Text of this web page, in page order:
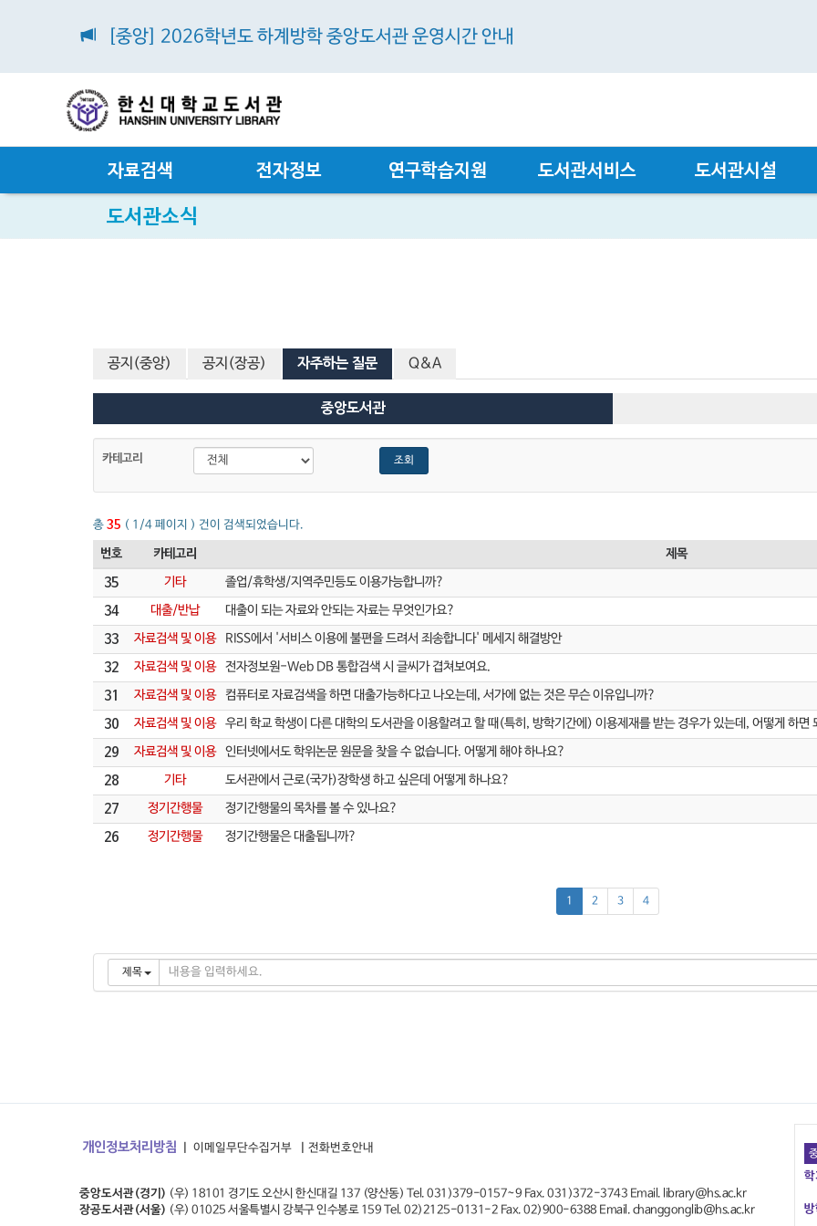
[중앙] 2026학년도 하계방학 중앙도서관 운영시간 안내
자료검색 전자정보 연구학습지원 도서관서비스 도서관시설
도서관소식
공지(중앙) 공지(장공) 자주하는 질문 Q&A
중앙도서관
카테고리 카테고리: 조회
총 35 ( 1/4 페이지 ) 건이 검색되었습니다.
번호 카테고리
제목
35
기타 졸업/휴학생/지역주민등도 이용가능합니까?
34 대출/반납 대출이 되는 자료와 안되는 자료는 무엇인가요?
33 자료검색 및 이용 RISS에서 '서비스 이용에 불편을 드려서 죄송합니다' 메세지 해결방안
32 자료검색 및 이용 전자정보원-Web DB 통합검색 시 글씨가 겹쳐보여요.
31 자료검색 및 이용 컴퓨터로 자료검색을 하면 대출가능하다고 나오는데, 서가에 없는 것은 무슨 이유입니까?
30 자료검색 및 이용 우리 학교 학생이 다른 대학의 도서관을 이용할려고 할 때(특히, 방학기간에) 이용제재를 받는 경우가 있는데, 어떻게 하면
29 자료검색 및 이용 인터넷에서도 학위논문 원문을 찾을 수 없습니다. 어떻게 해야 하나요?
28 기타 도서관에서 근로(국가)장학생 하고 싶은데 어떻게 하나요?
27 정기간행물 정기간행물의 목차를 볼 수 있나요?
26 정기간행물 정기간행물은 대출됩니까?
1 2 3 4
제목 #mir
개인정보처리방침 이메일무단수집거부 전화번호안내
중앙도서관(경기) (우) 18101 경기도 오산시 한신대길 137 (양산동) Tel. 031)379-0157~9 Fax. 031)372-3743 Email. library@hs.ac.kr
장공도서관(서울) (우) 01025 서울특별시 강북구 인수봉로 159 Tel. 02)2125-0131-2 Fax. 02)900-6388 Email. changgonglib@hs.ac.kr